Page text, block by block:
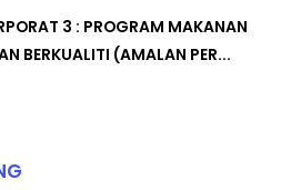
3 : PROGRAM MAKANAN
BERKUALITI (AMALAN PER...